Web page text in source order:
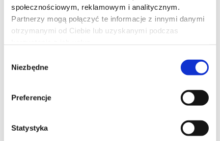
społecznościowym, reklamowym i analitycznym.
Partnerzy mogą połączyć te informacje z innymi danymi
otrzymanymi od Ciebie lub uzyskanymi podczas
zgody
Niezbędne
Preferencje
Statystyka
David
Animacja, Familijny
Od 6 lat
własną siłę i odwagę, przez legendarną walkę z Goliatem, aż po
momenty, które prowadzą go ku królewskiej władzy